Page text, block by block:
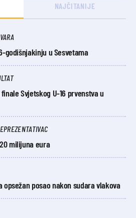
NAJČITANIJE
godišnjakinju u Sesvetama
Svjetskog U-16 prvenstva u
milijuna eura
posao nakon sudara vlakova